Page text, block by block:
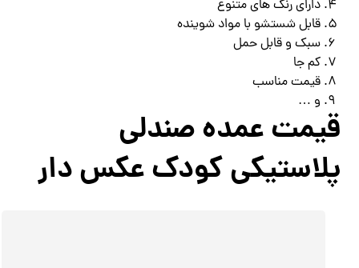
دارای رنگ های متنوع
قابل شستشو با مواد شوینده
سبک و قابل حمل
کم جا
قیمت مناسب
و …
قیمت عمده صندلی
پلاستیکی کودک عکس دار